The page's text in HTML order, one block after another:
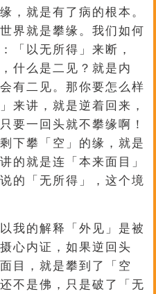
，就是有了病的根本。
界就是攀缘。我们如何
「以无所得」来断，
什么是二见？就是内
有二见。那你要怎么样
来讲，就是逆着回来，
要一回头就不攀缘啊！
下攀「空」的缘，就是
的就是连「本来面目」
的「无所得」，这个境
我的解释「外见」是被
心内证，如果逆回头
目，就是攀到了「空
不是佛，只是破了「无